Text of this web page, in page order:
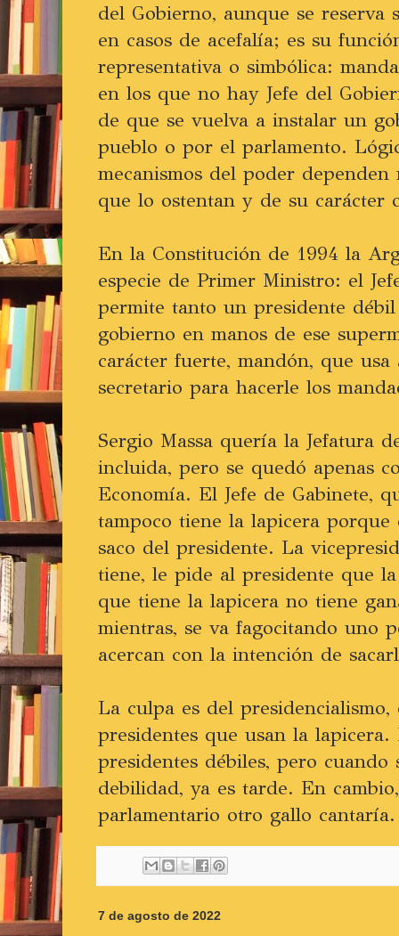
del Gobierno, aunque se reserva
en casos de acefalía; es su
representativa o simbólica:
en los que no hay Jefe del
de que se vuelva a instalar un
pueblo o por el parlamento.
mecanismos del poder dependen
que lo ostentan y de su carácter
En la Constitución de 1994 la
especie de Primer Ministro: el
permite tanto un presidente
gobierno en manos de ese
carácter fuerte, mandón, que usa
secretario para hacerle los
Sergio Massa quería la Jefatura
incluida, pero se quedó apenas
Economía. El Jefe de Gabinete,
tampoco tiene la lapicera
saco del presidente. La
tiene, le pide al presidente que
que tiene la lapicera no tiene
mientras, se va fagocitando uno
acercan con la intención de
La culpa es del
presidentes que usan la
presidentes débiles, pero cuando
debilidad, ya es tarde. En
parlamentario otro gallo cantaría.
7 de agosto de 2022